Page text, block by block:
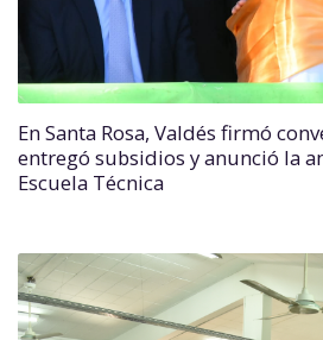
En Santa Rosa, Valdés firmó
entregó subsidios y anunció la
Escuela Técnica